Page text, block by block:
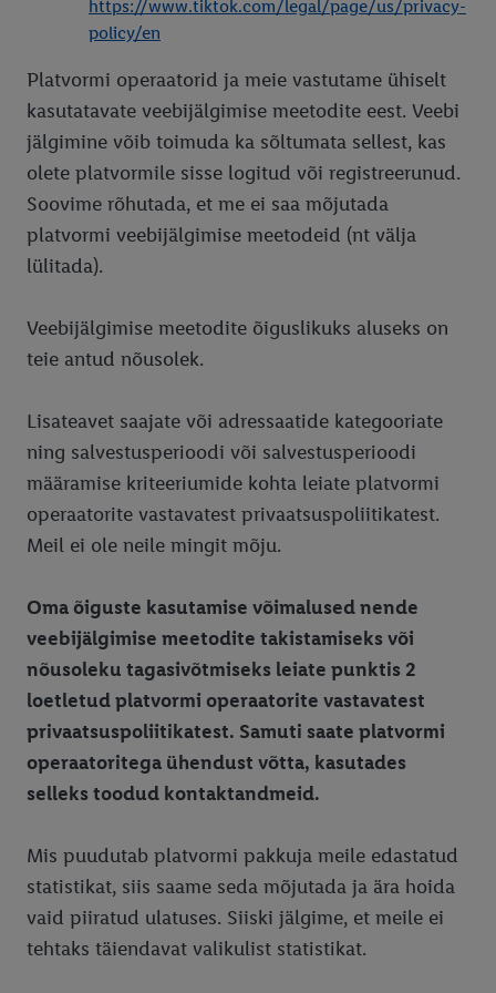
https://www.tiktok.com/legal/page/us/privacy-
policy/en
Platvormi operaatorid ja meie vastutame ühiselt
kasutatavate veebijälgimise meetodite eest. Veebi
jälgimine võib toimuda ka sõltumata sellest, kas
olete platvormile sisse logitud või registreerunud.
Soovime rõhutada, et me ei saa mõjutada
platvormi veebijälgimise meetodeid (nt välja
lülitada).
Veebijälgimise meetodite õiguslikuks aluseks on
teie antud nõusolek.
Lisateavet saajate või adressaatide kategooriate
ning salvestusperioodi või salvestusperioodi
määramise kriteeriumide kohta leiate platvormi
operaatorite vastavatest privaatsuspoliitikatest.
Meil ei ole neile mingit mõju.
Oma õiguste kasutamise võimalused nende
veebijälgimise meetodite takistamiseks või
nõusoleku tagasivõtmiseks leiate punktis 2
loetletud platvormi operaatorite vastavatest
privaatsuspoliitikatest. Samuti saate platvormi
operaatoritega ühendust võtta, kasutades
selleks toodud kontaktandmeid.
Mis puudutab platvormi pakkuja meile edastatud
statistikat, siis saame seda mõjutada ja ära hoida
vaid piiratud ulatuses. Siiski jälgime, et meile ei
tehtaks täiendavat valikulist statistikat.